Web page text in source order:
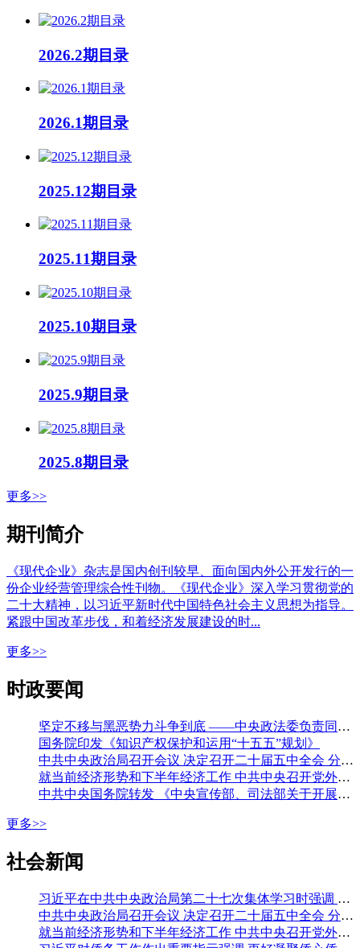
2026.2期目录
2026.1期目录
2025.12期目录
2025.11期目录
2025.10期目录
2025.9期目录
2025.8期目录
更多>>
期刊简介
《现代企业》杂志是国内创刊较早、面向国内外公开发行的一
份企业经营管理综合性刊物。《现代企业》深入学习贯彻党的
二十大精神，以习近平新时代中国特色社会主义思想为指导。
紧跟中国改革步伐，和着经济发展建设的时...
更多>>
时政要闻
坚定不移与黑恶势力斗争到底 ——中央政法委负责同志就开展深化扫黑除恶专项斗争有关问题答记者问
国务院印发《知识产权保护和运用“十五五”规划》
中共中央政治局召开会议 决定召开二十届五中全会 分析研究当前经济形势和经济工作 中共中央总书记习近平主持会议
就当前经济形势和下半年经济工作 中共中央召开党外人士座谈会 习近平主持并发表重要讲话 李强通报有关情况 王沪宁蔡奇丁薛祥出席
中共中央国务院转发 《中央宣传部、司法部关于开展法治宣传教育的第九个五年规划（二〇二六—二〇三〇年）》
更多>>
社会新闻
习近平在中共中央政治局第二十七次集体学习时强调 强化政治引领 深化创新发展 高质量推进国防和军队现代化
中共中央政治局召开会议 决定召开二十届五中全会 分析研究当前经济形势和经济工作 中共中央总书记习近平主持会议
就当前经济形势和下半年经济工作 中共中央召开党外人士座谈会 习近平主持并发表重要讲话 李强通报有关情况 王沪宁蔡奇丁薛祥出席